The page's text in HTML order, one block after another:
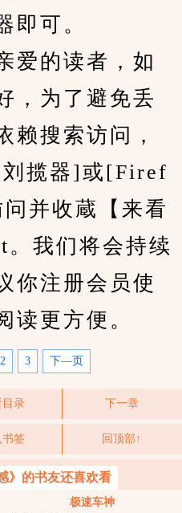
即可。
的读者，如
，为了避免丢
赖搜索访问，
揽器]或[Firef
并收蔵【来看
我们将会持续
你注册会员使
读更方便。
2 3 下—页
目录 下一章
书签 回顶部↑
》的书友还喜欢看
极速车神